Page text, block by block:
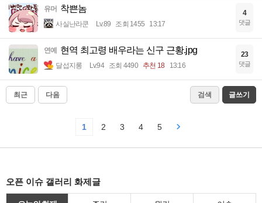
유머 착쁜놈
사실난라쿤 Lv.89 조회 1455 13:17
4
댓글
연예 현역 최고령 배우라는 신구 근황.jpg
달섭지롱 Lv.94 조회 4490 추천 18 13:16
23
댓글
최근 다음 검색 글쓰기
1 2 3 4 5
오픈 이슈 갤러리 화제글